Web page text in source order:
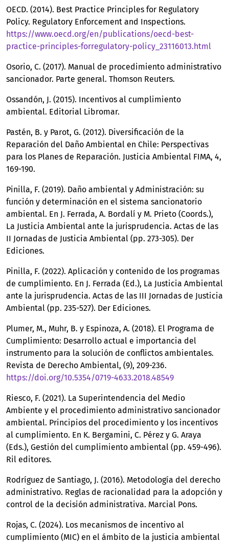
OECD. (2014). Best Practice Principles for Regulatory
Policy. Regulatory Enforcement and Inspections.
https://www.oecd.org/en/publications/oecd-best-
practice-principles-forregulatory-policy_23116013.html
Osorio, C. (2017). Manual de procedimiento administrativo
sancionador. Parte general. Thomson Reuters.
Ossandón, J. (2015). Incentivos al cumplimiento
ambiental. Editorial Libromar.
Pastén, B. y Parot, G. (2012). Diversificación de la
Reparación del Daño Ambiental en Chile: Perspectivas
para los Planes de Reparación. Justicia Ambiental FIMA, 4,
169-190.
Pinilla, F. (2019). Daño ambiental y Administración: su
función y determinación en el sistema sancionatorio
ambiental. En J. Ferrada, A. Bordalí y M. Prieto (Coords.),
La Justicia Ambiental ante la jurisprudencia. Actas de las
II Jornadas de Justicia Ambiental (pp. 273-305). Der
Ediciones.
Pinilla, F. (2022). Aplicación y contenido de los programas
de cumplimiento. En J. Ferrada (Ed.), La Justicia Ambiental
ante la jurisprudencia. Actas de las III Jornadas de Justicia
Ambiental (pp. 235-527). Der Ediciones.
Plumer, M., Muhr, B. y Espinoza, A. (2018). El Programa de
Cumplimiento: Desarrollo actual e importancia del
instrumento para la solución de conflictos ambientales.
Revista de Derecho Ambiental, (9), 209-236.
https://doi.org/10.5354/0719-4633.2018.48549
Riesco, F. (2021). La Superintendencia del Medio
Ambiente y el procedimiento administrativo sancionador
ambiental. Principios del procedimiento y los incentivos
al cumplimiento. En K. Bergamini, C. Pérez y G. Araya
(Eds.), Gestión del cumplimiento ambiental (pp. 459-496).
Ril editores.
Rodríguez de Santiago, J. (2016). Metodología del derecho
administrativo. Reglas de racionalidad para la adopción y
control de la decisión administrativa. Marcial Pons.
Rojas, C. (2024). Los mecanismos de incentivo al
cumplimiento (MIC) en el ámbito de la justicia ambiental